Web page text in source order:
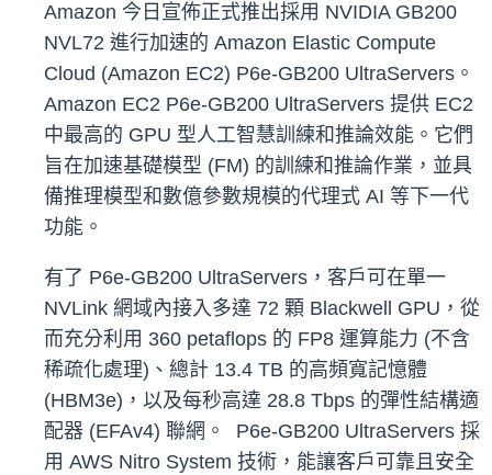
Amazon 今日宣佈正式推出採用 NVIDIA GB200
NVL72 進行加速的 Amazon Elastic Compute
Cloud (Amazon EC2) P6e-GB200 UltraServers。
Amazon EC2 P6e-GB200 UltraServers 提供 EC2
中最高的 GPU 型人工智慧訓練和推論效能。它們
旨在加速基礎模型 (FM) 的訓練和推論作業，並具
備推理模型和數億參數規模的代理式 AI 等下一代
功能。
有了 P6e-GB200 UltraServers，客戶可在單一
NVLink 網域內接入多達 72 顆 Blackwell GPU，從
而充分利用 360 petaflops 的 FP8 運算能力 (不含
稀疏化處理)、總計 13.4 TB 的高頻寬記憶體
(HBM3e)，以及每秒高達 28.8 Tbps 的彈性結構適
配器 (EFAv4) 聯網。 P6e-GB200 UltraServers 採
用 AWS Nitro System 技術，能讓客戶可靠且安全